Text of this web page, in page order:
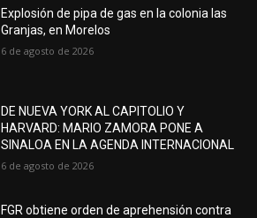
Explosión de pipa de gas en la colonia las
Granjas, en Morelos
6 de agosto de 2026
DE NUEVA YORK AL CAPITOLIO Y
HARVARD: MARIO ZAMORA PONE A
SINALOA EN LA AGENDA INTERNACIONAL
6 de agosto de 2026
FGR obtiene orden de aprehensión contra